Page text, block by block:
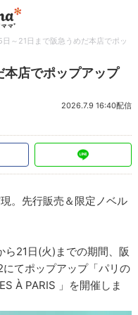
日～21日まで阪急うめだ本店でポッ
店でポップアップ
2026.7.9 16:40配信
。先行販売＆限定ノベル
21日(火)までの期間、阪
てポップアップ「パリの
À PARIS 」を開催しま